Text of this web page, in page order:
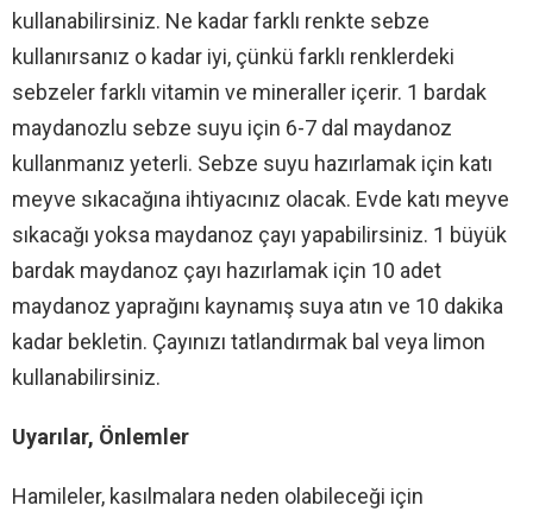
kullanabilirsiniz. Ne kadar farklı renkte sebze
kullanırsanız o kadar iyi, çünkü farklı renklerdeki
sebzeler farklı vitamin ve mineraller içerir. 1 bardak
maydanozlu sebze suyu için 6-7 dal maydanoz
kullanmanız yeterli. Sebze suyu hazırlamak için katı
meyve sıkacağına ihtiyacınız olacak. Evde katı meyve
sıkacağı yoksa maydanoz çayı yapabilirsiniz. 1 büyük
bardak maydanoz çayı hazırlamak için 10 adet
maydanoz yaprağını kaynamış suya atın ve 10 dakika
kadar bekletin. Çayınızı tatlandırmak bal veya limon
kullanabilirsiniz.
Uyarılar, Önlemler
Hamileler, kasılmalara neden olabileceği için